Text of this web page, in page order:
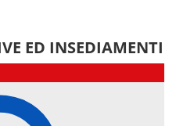
ED INSEDIAMENTI